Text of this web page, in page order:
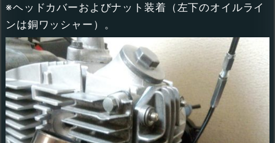
※ヘッドカバーおよびナット装着（左下のオイルライ
ンは銅ワッシャー）。